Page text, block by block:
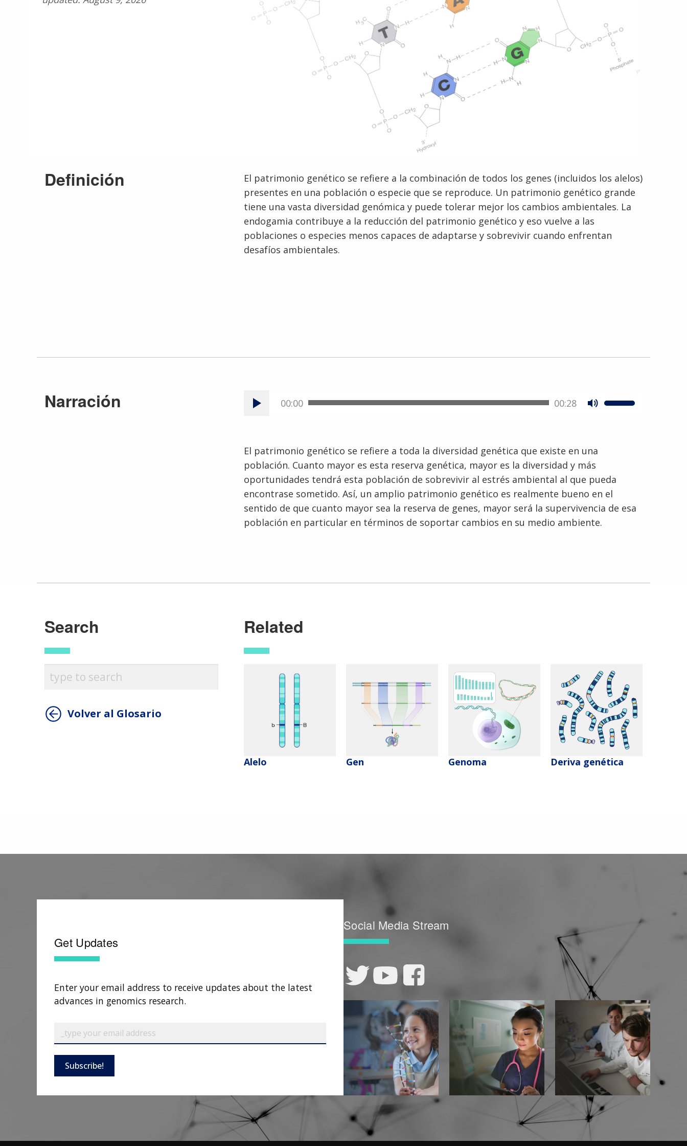
Definición
El patrimonio genético se refiere a la combinación de todos los genes (incluidos los alelos)
presentes en una población o especie que se reproduce. Un patrimonio genético grande
tiene una vasta diversidad genómica y puede tolerar mejor los cambios ambientales. La
endogamia contribuye a la reducción del patrimonio genético y eso vuelve a las
poblaciones o especies menos capaces de adaptarse y sobrevivir cuando enfrentan
desafíos ambientales.
Narración 00:00 00:28
El patrimonio genético se refiere a toda la diversidad genética que existe en una
población. Cuanto mayor es esta reserva genética, mayor es la diversidad y más
oportunidades tendrá esta población de sobrevivir al estrés ambiental al que pueda
encontrase sometido. Así, un amplio patrimonio genético es realmente bueno en el
sentido de que cuanto mayor sea la reserva de genes, mayor será la supervivencia de esa
población en particular en términos de soportar cambios en su medio ambiente.
Search
Volver al Glosario
Related
Alelo Gen Genoma Deriva genética
Get Updates
Enter your email address to receive updates about the latest
advances in genomics research.
Subscribe!
Social Media Stream